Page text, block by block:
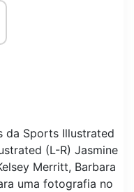
(L-R) Jasmine
Merritt, Barbara
uma fotografia no